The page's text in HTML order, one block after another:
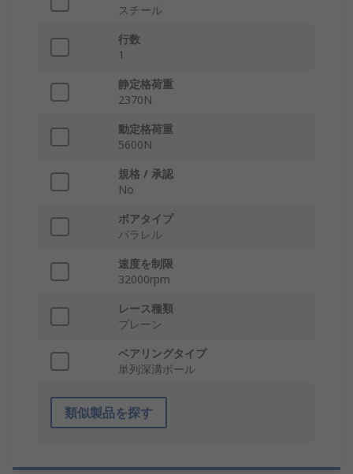
スチール
行数
1
静定格荷重
2370N
動定格荷重
5600N
規格 / 承認
No
ボアタイプ
パラレル
速度を制限
32000rpm
レース種類
プレーン
ベアリングタイプ
単列深溝ボール
類似製品を探す